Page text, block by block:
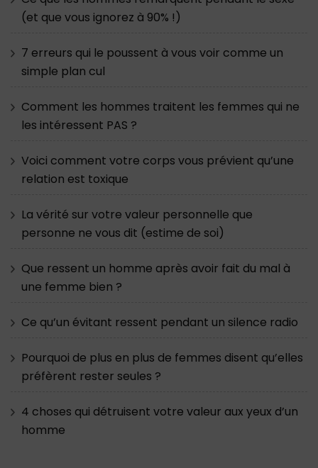
(et que vous ignorez à 90% !)
7 erreurs qui le poussent à vous voir comme un
simple plan cul
Comment les hommes traitent les femmes qui ne
les intéressent PAS ?
Voici comment votre corps vous prévient qu’une
relation est toxique
La vérité sur votre valeur personnelle que
personne ne vous dit (estime de soi)
Que ressent un homme après avoir fait du mal à
une femme bien ?
Ce qu’un évitant ressent pendant un silence radio
Pourquoi de plus en plus de femmes disent qu’elles
préfèrent rester seules ?
4 choses qui détruisent votre valeur aux yeux d’un
homme